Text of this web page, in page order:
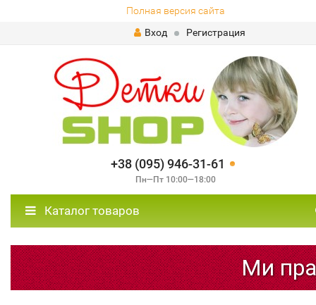
Полная версия сайта
Вход
Регистрация
+38 (095) 946-31-61
Пн—Пт 10:00—18:00
Каталог товаров
Ми